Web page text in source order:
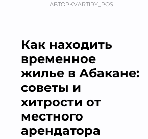
АВТОРKVARTIRY_POS
Как находить
временное
жилье в Абакане:
советы и
хитрости от
местного
арендатора